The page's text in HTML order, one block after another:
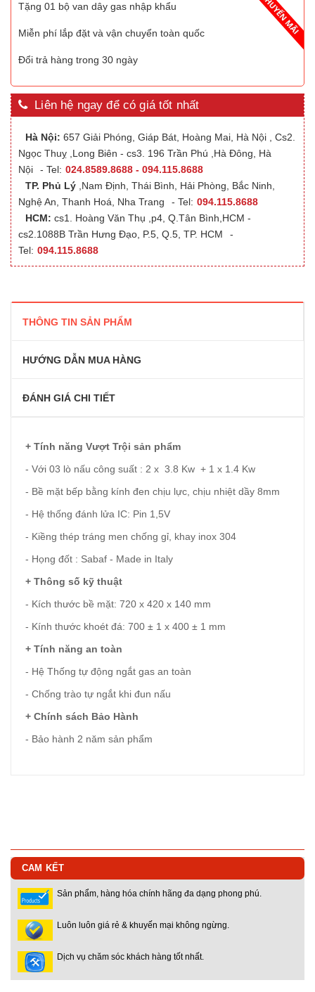
Tặng 01 bộ van dây gas nhập khẩu
Miễn phí lắp đặt và vận chuyển toàn quốc
Đổi trả hàng trong 30 ngày
Liên hệ ngay để có giá tốt nhất
Hà Nội: 657 Giải Phóng, Giáp Bát, Hoàng Mai, Hà Nội , Cs2.
Ngọc Thuỵ ,Long Biên - cs3. 196 Trần Phú ,Hà Đông, Hà
Nội
- Tel: 024.8589.8688 - 094.115.8688
TP. Phủ Lý ,Nam Định, Thái Bình, Hải Phòng, Bắc Ninh,
Nghệ An, Thanh Hoá, Nha Trang
- Tel: 094.115.8688
HCM: cs1. Hoàng Văn Thụ ,p4, Q.Tân Bình,HCM -
cs2.1088B Trần Hưng Đạo, P.5, Q.5, TP. HCM
-
Tel: 094.115.8688
THÔNG TIN SẢN PHẨM
HƯỚNG DẪN MUA HÀNG
ĐÁNH GIÁ CHI TIẾT
+ Tính năng Vượt Trội sản phẩm
- Với 03 lò nấu công suất : 2 x 3.8 Kw + 1 x 1.4 Kw
- Bề mặt bếp bằng kính đen chịu lực, chịu nhiệt dầy 8mm
- Hệ thống đánh lửa IC: Pin 1,5V
- Kiềng thép tráng men chống gỉ, khay inox 304
- Họng đốt : Sabaf - Made in Italy
+ Thông số kỹ thuật
- Kích thước bề mặt: 720 x 420 x 140 mm
- Kính thước khoét đá: 700 ± 1 x 400 ± 1 mm
+ Tính năng an toàn
- Hệ Thống tự động ngắt gas an toàn
- Chống trào tự ngắt khi đun nấu
+ Chính sách Bảo Hành
- Bảo hành 2 năm sản phẩm
CAM KẾT
Sản phẩm, hàng hóa chính hãng đa dạng phong phú.
Luôn luôn giá rẻ & khuyến mại không ngừng.
Dịch vụ chăm sóc khách hàng tốt nhất.